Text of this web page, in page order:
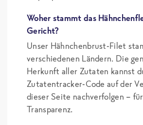
Woher stammt das
Gericht?
Unser Hähnchenbrust-Filet
verschiedenen Ländern. Die
Herkunft aller Zutaten kannst
Zutatentracker-Code auf der
dieser Seite nachverfolgen –
Transparenz.